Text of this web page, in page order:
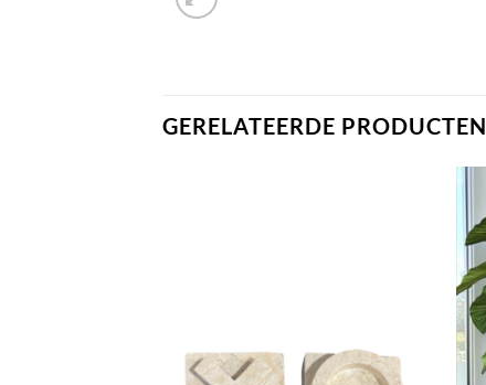
GERELATEERDE PRODUCTEN